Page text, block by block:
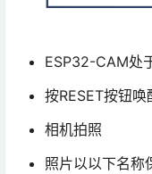
ESP32-CAM处
按RESET按钮唤
相机拍照
照片以以下名称